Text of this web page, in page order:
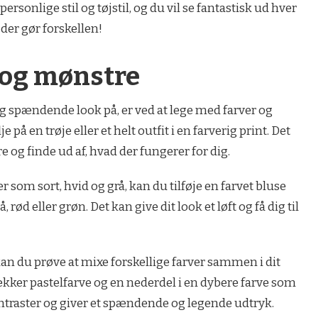
stil og tøjstil, og du vil se fantastisk ud hver
gør forskellen!
mønstre
spændende look på, er ved at lege med farver og
på en trøje eller et helt outfit i en farverig print. Det
og finde ud af, hvad der fungerer for dig.
som sort, hvid og grå, kan du tilføje en farvet bluse
rød eller grøn. Det kan give dit look et løft og få dig til
du prøve at mixe forskellige farver sammen i dit
pastelfarve og en nederdel i en dybere farve som
og giver et spændende og legende udtryk.